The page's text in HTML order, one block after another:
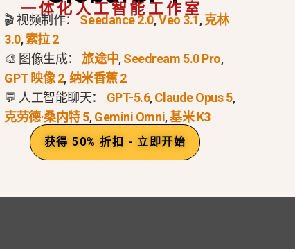
DeepMind 新的图像生成和编辑模型，基于 双子
处理复杂的多图像输入。.
操作报告，Nano Banana Pro 可提供
一体化人工智能工作室
🎬 视频制作：Seedance 2.0,Veo 3.1,克林
3.0,索拉 2
🎨 图像生成： 旅途中,Seedream 5.0 Pro,
GPT 映像 2,纳米香蕉 2
💬 人工智能聊天： GPT-5.6,Claude Opus 5,
克劳德·桑内特 5,Gemini Omni,基米 K3
获得 50% 折扣 - 立即开始